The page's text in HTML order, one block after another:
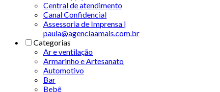
Central de atendimento
Canal Confidencial
Assessoria de Imprensa |
paula@agenciaamais.com.br
Categorias
Ar e ventilação
Armarinho e Artesanato
Automotivo
Bar
Bebê